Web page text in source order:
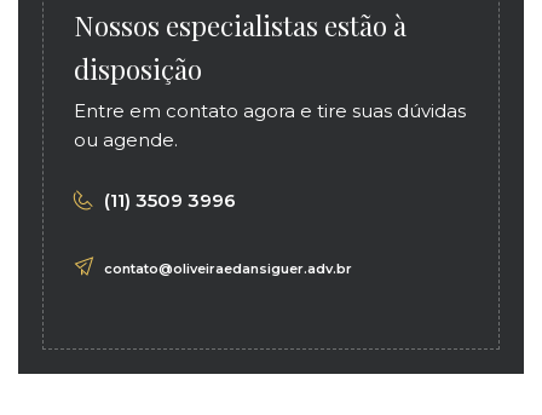
Nossos especialistas estão à
disposição
Entre em contato agora e tire suas dúvidas
ou agende.
(11) 3509 3996
contato@oliveiraedansiguer.adv.br